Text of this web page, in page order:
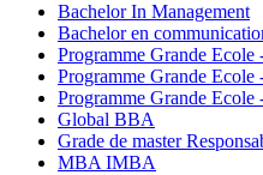
Bachelor In Management
Bachelor en
Programme Grande Ecole
Programme Grande Ecole
Programme Grande
Global BBA
Grade de master
MBA IMBA